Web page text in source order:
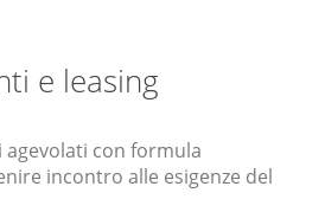
e leasing
agevolati con formula
incontro alle esigenze del